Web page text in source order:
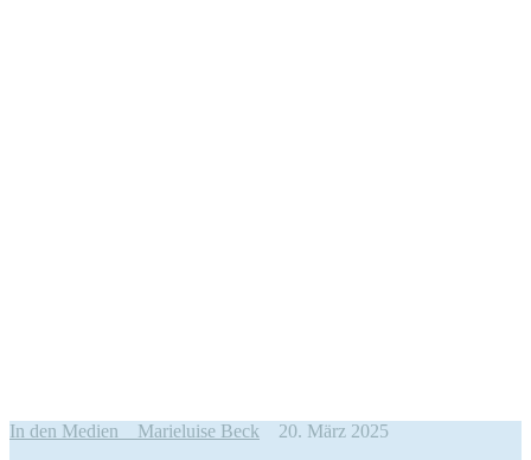
In den Medien Marieluise Beck 20. März 2025